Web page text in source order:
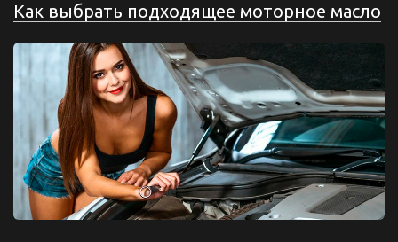
Как выбрать подходящее моторное масло